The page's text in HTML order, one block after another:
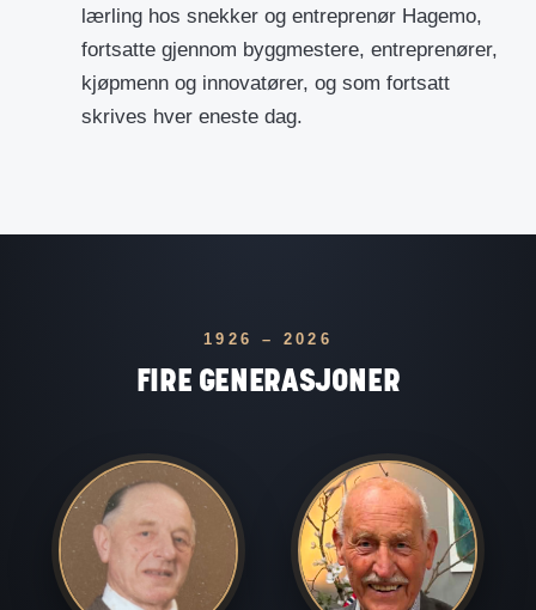
lærling hos snekker og entreprenør Hagemo,
fortsatte gjennom byggmestere, entreprenører,
kjøpmenn og innovatører, og som fortsatt
skrives hver eneste dag.
1926 – 2026
FIRE GENERASJONER